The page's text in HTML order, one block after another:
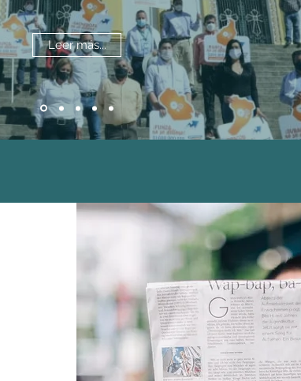
Leer más...